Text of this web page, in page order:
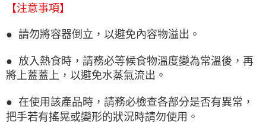
【注意事項】
● 請勿將容器倒立，以避免內容物溢出。
● 放入熱食時，請務必等候食物溫度變為常溫後，再
將上蓋蓋上，以避免水蒸氣流出。
● 在使用該產品時，請務必檢查各部分是否有異常，
把手若有搖晃或變形的狀況時請勿使用。